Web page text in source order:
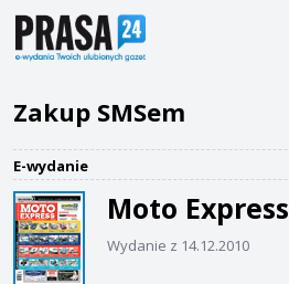
Zakup SMSem
E-wydanie
Moto Express
Wydanie z 14.12.2010